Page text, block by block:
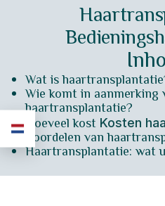
Wat is
Wie komt in aanmerking
haartransplantatie?
Hoeveel kost Kosten
Voordelen van
Haartransplantatie: wat